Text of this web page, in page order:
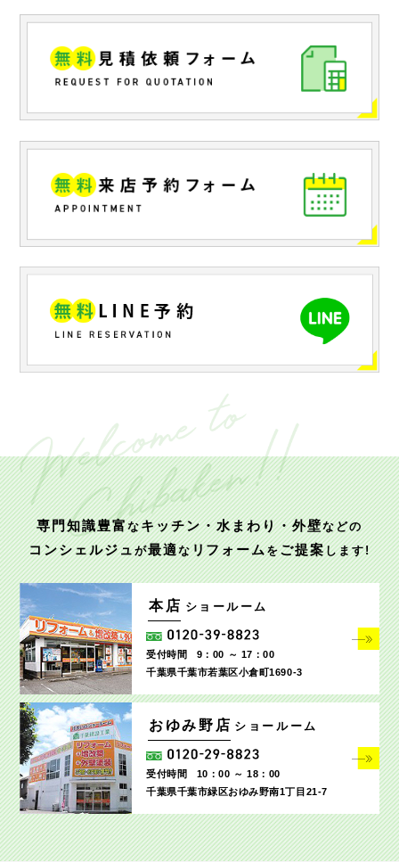
専門知識豊富なキッチン・水まわり・外壁などの
コンシェルジュが最適なリフォームをご提案します!
本店 ショールーム
受付時間
9：00 ～ 17：00
千葉県千葉市若葉区小倉町1690‐3
おゆみ野店 ショールーム
受付時間
10：00 ～ 18：00
千葉県千葉市緑区おゆみ野南1丁目21-7